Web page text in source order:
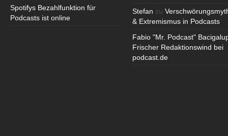
Spotifys Bezahlfunktion für
Podcasts ist online
Stefan zu
& Extremismus in Podcasts
Fabio "Mr. Podcast"
Frischer Redaktionswind bei
podcast.de